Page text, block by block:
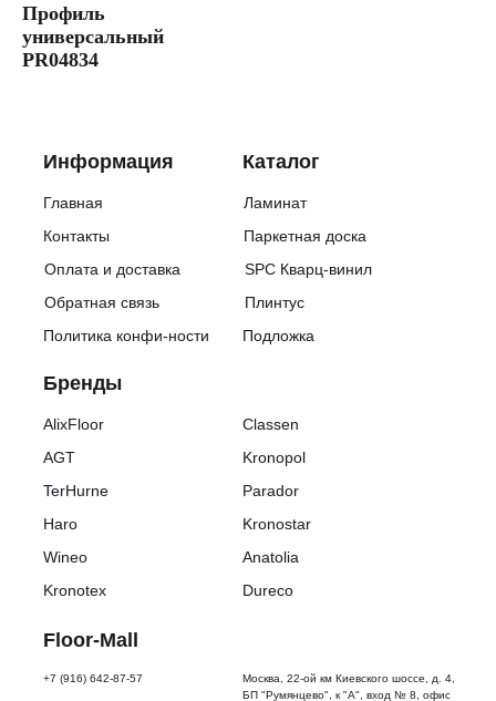
Профиль
универсальный
PR04834
Информация
Бренды
Каталог
Floor-Mall
Главная
Контакты
Оплата и доставка
Обратная связь
AlixFloor
AGT
TerHurne
Haro
Ламинат
Паркетная доска
SPC Кварц-винил
Плинтус
+7 (916) 642-87-57
Москва, 22-ой км Киевского шоссе, д. 4,
БП "Румянцево", к "А", вход № 8, офис
Политика конфи-ности
Wineo
Kronotex
Anatolia
Dureco
Kronostar
Parador
Kronopol
Classen
Подложка